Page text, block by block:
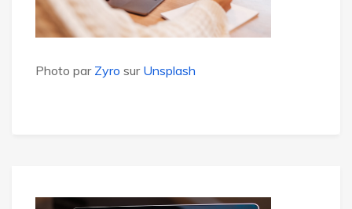
Photo par Zyro sur Unsplash